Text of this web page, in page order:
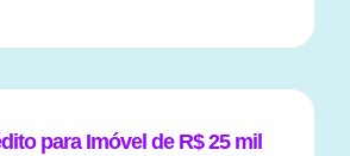
para Imóvel de R$ 25 mil